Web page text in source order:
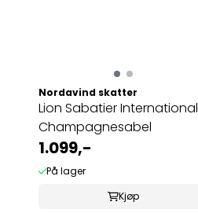
Nordavind skatter
Lion Sabatier International
Champagnesabel
1.099,-
På lager
Kjøp